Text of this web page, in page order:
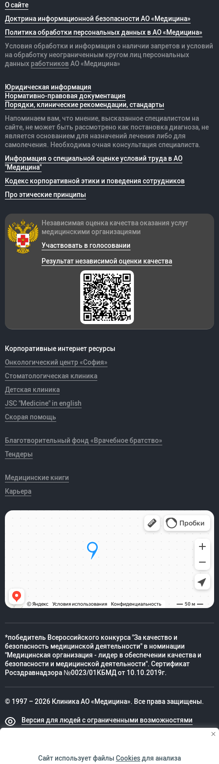
О сайте
Доктрина информационной безопасности АО «Медицина»
Политика обработки персональных данных в АО «Медицина»
Условия обработки и информация о наличии запретов и условий
на обработку неограниченным кругом лиц персональных
данных работников АО «Медицина»
Юридическая информация
Нормативно-правовая документация
Порядки, клинические рекомендации, стандарты
Напоминаем вам, что мнение, высказанное специалистом на
сайте, не может быть рассмотрено как постановка диагноза, не
является основанием для назначений лечения либо для
самолечения. Необходима очная консультация специалиста.
Информация о специальной оценке условий труда в АО
"Медицина"
Кодекс корпоративной этики и поведения сотрудников
Про этические принципы
Корпоративные интернет ресурсы
Онкологический центр «София»
Стоматологическая клиника
Детская клиника
JSC "Medicine" in english
Скорая помощь
Благотворительный фонд «Врачебное братство»
Тендеры
Медицинские книги
Карьера
Независимая оценка качества оказания услуг
медицинскими организациями
Участвовать в голосовании
Результат независимой оценки качества
*победитель Всероссийского конкурса "За качество и
безопасность медицинской деятельности" в номинации
"Медицинская организация - лидер в обеспечении качества и
безопасности и медицинской деятельности". Сертификат
Росздравнадзора №0023/01КБМД от 10.10.2019г.
© 1997 – 2026 Клиника АО «Медицина». Все права защищены.
Версия для людей с ограниченными возможностями
Сайт использует файлы Cookiesдля анализа